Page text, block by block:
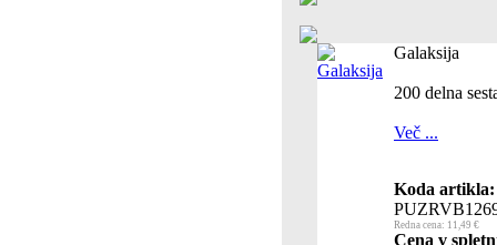
Galaksija
200 delna
Več ...
Koda artikla:
Redna cena: 11,49 €
Cena v